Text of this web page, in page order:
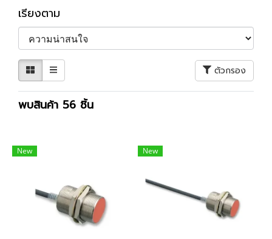
เรียงตาม
ตัวกรอง
พบสินค้า 56 ชิ้น
New New